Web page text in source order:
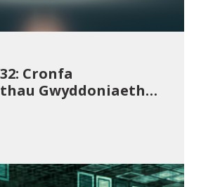
Cronfa
Gwyddoniaeth
(ISPF) 2025-26